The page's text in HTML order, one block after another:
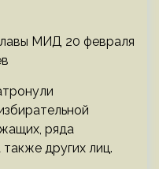
МИД 20 февраля
ряда
других лиц.